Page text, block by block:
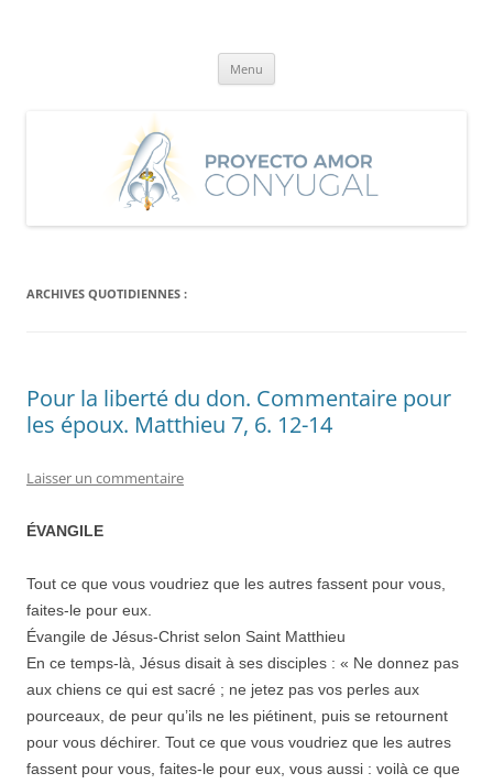
Menu
ARCHIVES QUOTIDIENNES :
Pour la liberté du don. Commentaire pour
les époux. Matthieu 7, 6. 12-14
Laisser un commentaire
ÉVANGILE
Tout ce que vous voudriez que les autres fassent pour vous,
faites-le pour eux.
Évangile de Jésus-Christ selon Saint Matthieu
En ce temps-là, Jésus disait à ses disciples : « Ne donnez pas
aux chiens ce qui est sacré ; ne jetez pas vos perles aux
pourceaux, de peur qu’ils ne les piétinent, puis se retournent
pour vous déchirer. Tout ce que vous voudriez que les autres
fassent pour vous, faites-le pour eux, vous aussi : voilà ce que